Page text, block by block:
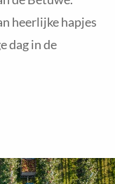
heerlijke hapjes
dag in de